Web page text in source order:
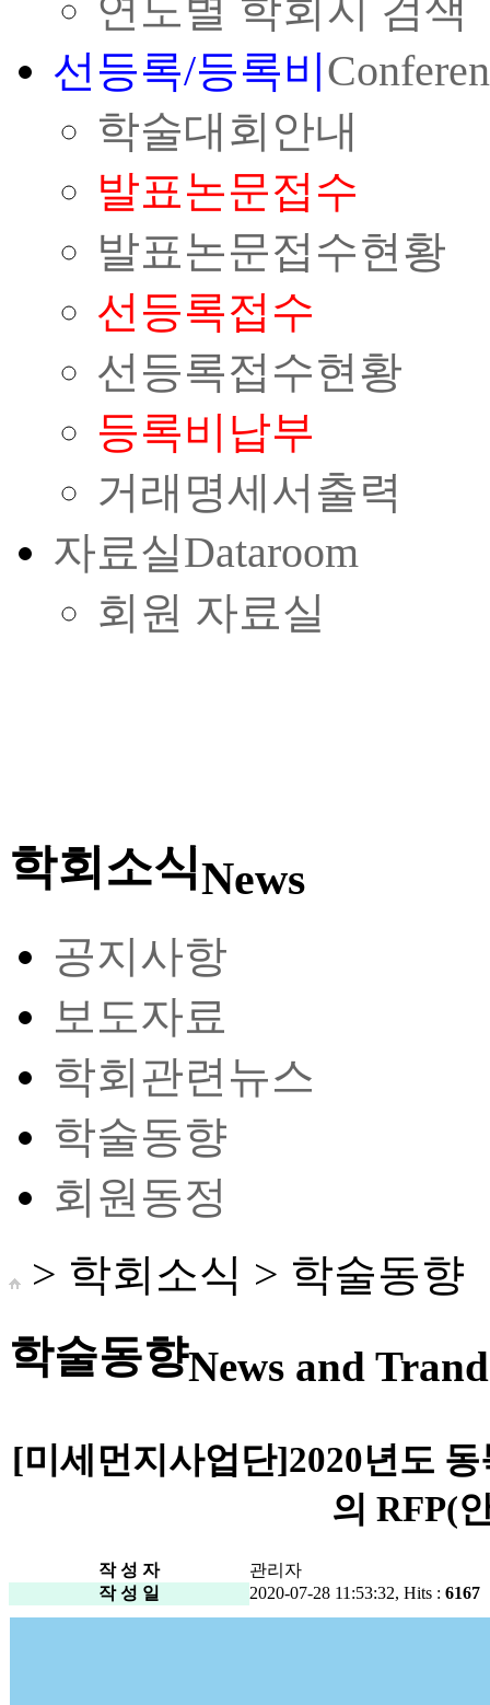
연도별 학회지 검색
선등록/등록비
학술대회안내
발표논문접수
발표논문접수현황
선등록접수
선등록접수현황
등록비납부
거래명세서출력
자료실Dataroom
회원 자료실
학회소식News
공지사항
보도자료
학회관련뉴스
학술동향
회원동정
> 학회소식 > 학술동향
학술동향News and
[미세먼지사업단]2020년도
의 RFP(
작 성 자
관리자
작 성 일
2020-07-28 11:53:32, Hits : 6167